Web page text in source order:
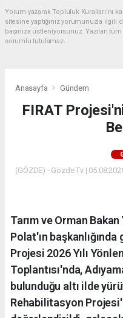
Yorum yazarak Topluluk Kuralları’nı
sitesine yaptığınız yorumunuzla ilgili
başınıza üstleniyorsunuz. Yazılan
sorumlu tutulamaz.
Anasayfa Gündem
FIRAT
(GÖZDE) - Gözde Tv |
Tarım ve Orman Bakan
Polat'ın
Projesi 2026 Yılı
Toplantısı'nda,
bulunduğu altı ilde
Rehabilitasyon